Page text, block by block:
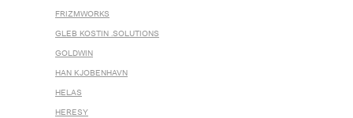
FRIZMWORKS
GLEB KOSTIN .SOLUTIONS
GOLDWIN
HAN KJOBENHAVN
HELAS
HERESY